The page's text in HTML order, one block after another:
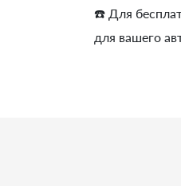
☎️ Для
для вашего